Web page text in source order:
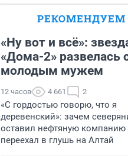
РЕКОМЕНДУЕМ
«Ну вот и всё»:
«Дома-2» развелась
молодым мужем
12 часов 4 661 2
«С гордостью говорю, что я
деревенский»: зачем
оставил нефтяную компанию
переехал в глушь на Алтай